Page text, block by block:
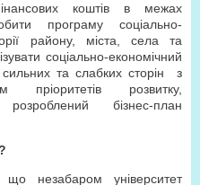
коштів в межах
програму соціально-
району, міста, села та
соціально-економічний
та слабких сторін з
пріоритетів розвитку,
бізнес-план
незабаром університет